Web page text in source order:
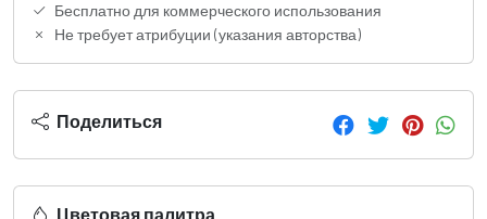
Бесплатно для коммерческого использования
Не требует атрибуции (указания авторства)
Поделиться
Цветовая палитра